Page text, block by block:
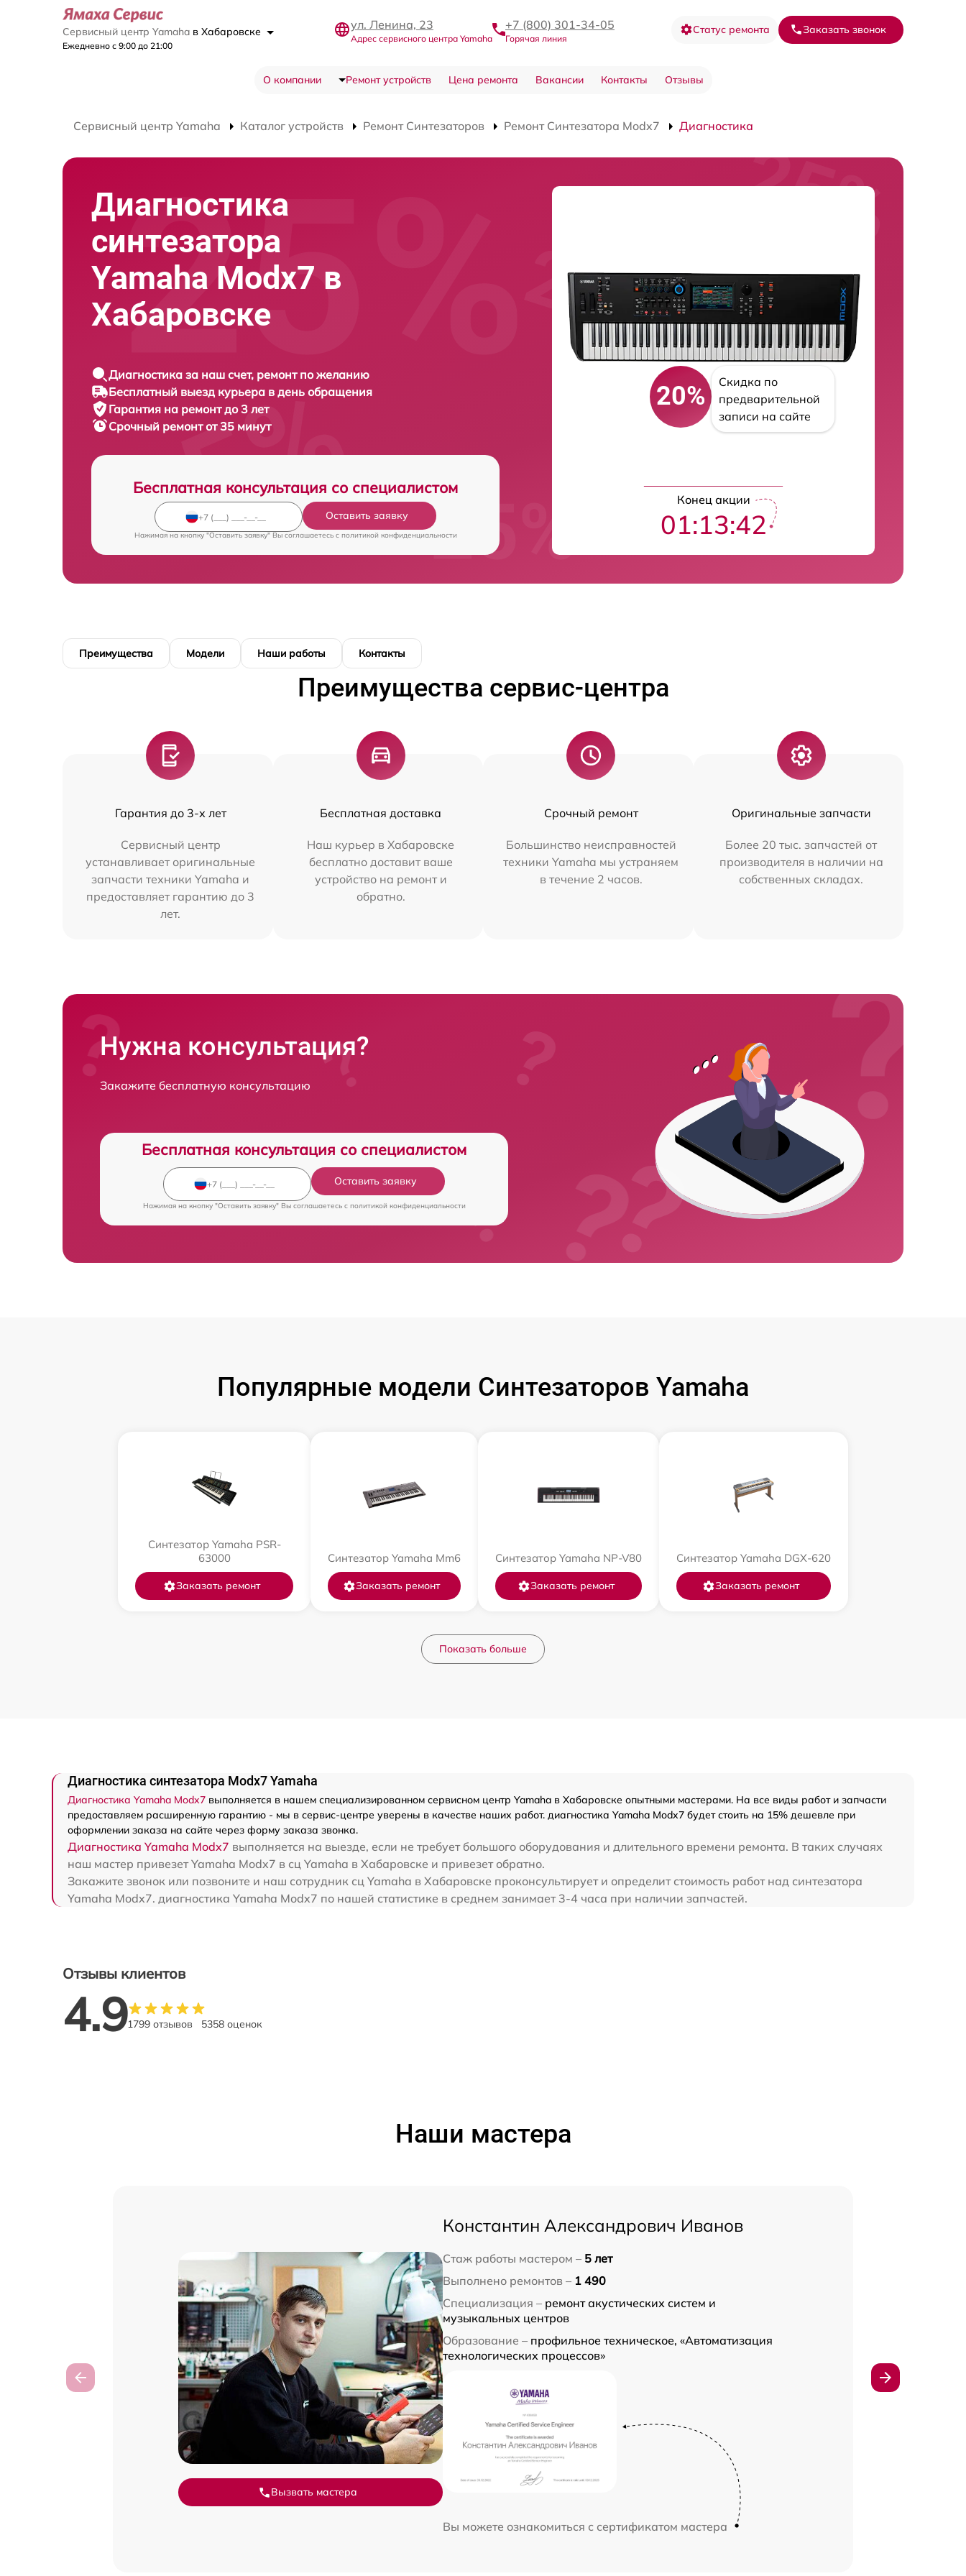
Сервисный центр Yamaha в Хабаровске
Ежедневно с 9:00 до 21:00
ул. Ленина, 23
Адрес сервисного центра Yamaha
+7 (800) 301-34-05
Горячая линия
Статус ремонта Заказать звонок
О компании Ремонт устройств Цена ремонта Вакансии Контакты Отзывы
Сервисный центр Yamaha Каталог устройств Ремонт Синтезаторов Ремонт Синтезатора Modx7 Диагностика
Диагностика
синтезатора
Yamaha Modx7 в
Хабаровске
Диагностика за наш счет, ремонт по желанию
Бесплатный выезд курьера в день обращения
Гарантия на ремонт до 3 лет
Срочный ремонт от 35 минут
Бесплатная консультация со специалистом
Оставить заявку
Нажимая на кнопку "Оставить заявку" Вы соглашаетесь c политикой конфиденциальности
20%
Скидка по
предварительной
записи на сайте
Конец акции
01:13:41
Преимущества Модели Наши работы Контакты
Преимущества сервис-центра
Гарантия до 3-х лет
Сервисный центр
устанавливает оригинальные
запчасти техники Yamaha и
предоставляет гарантию до 3
лет.
Бесплатная доставка
Наш курьер в Хабаровске
бесплатно доставит ваше
устройство на ремонт и
обратно.
Срочный ремонт
Большинство неисправностей
техники Yamaha мы устраняем
в течение 2 часов.
Оригинальные запчасти
Более 20 тыс. запчастей от
производителя в наличии на
собственных складах.
Нужна консультация?
Закажите бесплатную консультацию
Бесплатная консультация со специалистом
Оставить заявку
Нажимая на кнопку "Оставить заявку" Вы соглашаетесь c политикой конфиденциальности
Популярные модели Синтезаторов Yamaha
Синтезатор Yamaha PSR-
63000
Заказать ремонт
Синтезатор Yamaha Mm6
Заказать ремонт
Синтезатор Yamaha NP-V80
Заказать ремонт
Синтезатор Yamaha DGX-620
Заказать ремонт
Показать больше
Диагностика синтезатора Modx7 Yamaha
Диагностика Yamaha Modx7 выполняется в нашем специализированном сервисном центр Yamaha в Хабаровске опытными мастерами. На все виды работ и запчасти
предоставляем расширенную гарантию - мы в сервис-центре уверены в качестве наших работ. диагностика Yamaha Modx7 будет стоить на 15% дешевле при
оформлении заказа на сайте через форму заказа звонка.
Диагностика Yamaha Modx7 выполняется на выезде, если не требует большого оборудования и длительного времени ремонта. В таких случаях
наш мастер привезет Yamaha Modx7 в сц Yamaha в Хабаровске и привезет обратно.
Закажите звонок или позвоните и наш сотрудник сц Yamaha в Хабаровске проконсультирует и определит стоимость работ над синтезатора
Yamaha Modx7. диагностика Yamaha Modx7 по нашей статистике в среднем занимает 3-4 часа при наличии запчастей.
Отзывы клиентов
4.91799 отзывов 5358 оценок
Наши мастера
Вызвать мастера
Константин Александрович Иванов
Стаж работы мастером – 5 лет
Выполнено ремонтов – 1 490
Специализация – ремонт акустических систем и
музыкальных центров
Образование – профильное техническое, «Автоматизация
технологических процессов»
Вы можете ознакомиться с сертификатом мастера